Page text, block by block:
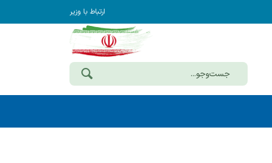
ارتباط با وزیر